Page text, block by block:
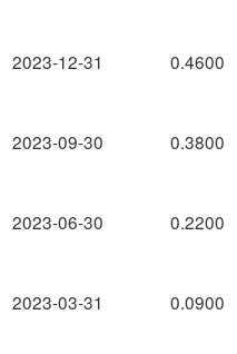
2023-12-31
2023-09-30
2023-06-30
2023-03-31
0.4600
0.3800
0.2200
0.0900